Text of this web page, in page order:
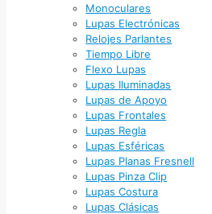
Monoculares
Lupas Electrónicas
Relojes Parlantes
Tiempo Libre
Flexo Lupas
Lupas Iluminadas
Lupas de Apoyo
Lupas Frontales
Lupas Regla
Lupas Esféricas
Lupas Planas Fresnell
Lupas Pinza Clip
Lupas Costura
Lupas Clásicas